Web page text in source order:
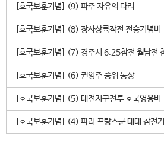
[호국보훈기념] (9) 파주 자유의 다리
[호국보훈기념] (8) 장사상륙작전 전승기념비
[호국보훈기념] (7) 경주시 6.25참전 월남전
[호국보훈기념] (6) 권영주 중위 동상
[호국보훈기념] (5) 대전지구전투 호국영웅비
[호국보훈기념] (4) 파리 프랑스군 대대 참전기